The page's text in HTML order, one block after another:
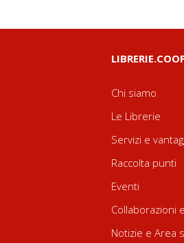
Chi siamo
Le Librerie
Servizi e
Raccolta punti
Eventi
Collaborazioni
Notizie e Area